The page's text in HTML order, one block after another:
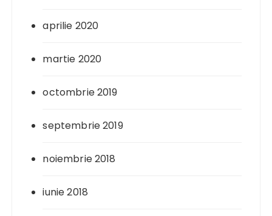
aprilie 2020
martie 2020
octombrie 2019
septembrie 2019
noiembrie 2018
iunie 2018